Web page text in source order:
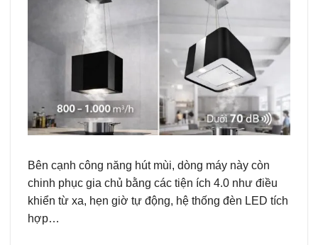
Bên cạnh công năng hút mùi, dòng máy này còn
chinh phục gia chủ bằng các tiện ích 4.0 như điều
khiển từ xa, hẹn giờ tự động, hệ thống đèn LED tích
hợp…